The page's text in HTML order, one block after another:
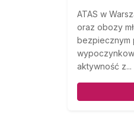
ATAS w
oraz obozy
bezpiecznym
aktywność z...